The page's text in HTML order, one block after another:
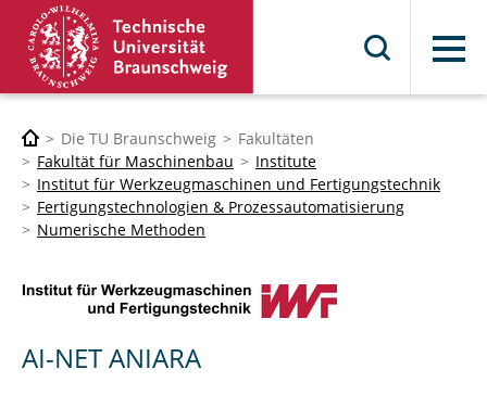
Menü
Die TU Braunschweig
Fakultäten
Fakultät für Maschinenbau
Institute
Institut für Werkzeugmaschinen und Fertigungstechnik
Fertigungstechnologien & Prozessautomatisierung
Numerische Methoden
AI-NET ANIARA